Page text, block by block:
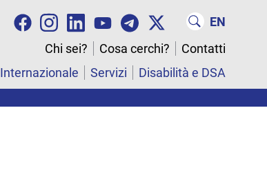
EN
Chi sei?
Cosa cerchi?
Contatti
Internazionale Servizi Disabilità e DSA